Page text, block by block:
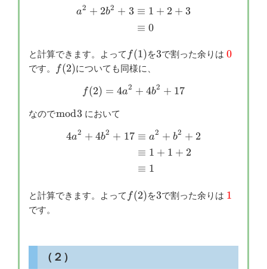
\begin{aligned}
a2 + 2b2 + 3 ≡ 1 + 2 + 3
≡ 0
と計算できます。よって f(1)
f(1)を3
3で割った余りは 0
です。 f(2)
f(2)についても同様に、
f(2)=4a^2+4b^2+17
f(2) = 4a2 + 4b2 + 17
なので\bmod{3}
mod3 において
\begin{aligned}
4a2 + 4b2 + 17 ≡ a2 + b2 + 2
≡ 1 + 1 + 2
≡ 1
と計算できます。よって f(2)
f(2)を3
3で割った余りは 1
です。
（２）